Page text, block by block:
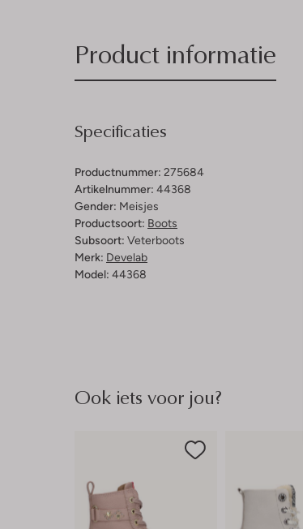
Product informatie
Specificaties
Productnummer: 275684
Artikelnummer: 44368
Gender: Meisjes
Productsoort: Boots
Subsoort: Veterboots
Merk: Develab
Model: 44368
Ook iets voor jou?